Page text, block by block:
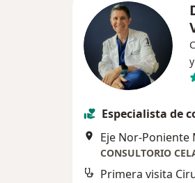
Especialista de
CONSULTORIO
Primera visita